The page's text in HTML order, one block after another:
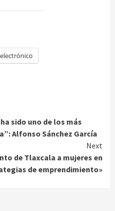
sido uno de los más
Alfonso Sánchez García
Next
de Tlaxcala a mujeres en
de emprendimiento»